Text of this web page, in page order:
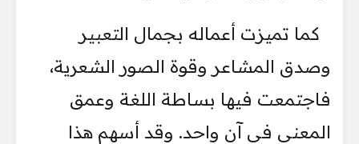
كما تميزت أعماله بجمال التعبير
وصدق المشاعر وقوة الصور الشعرية،
فاجتمعت فيها بساطة اللغة وعمق
المعنى في آن واحد. وقد أسهم هذا